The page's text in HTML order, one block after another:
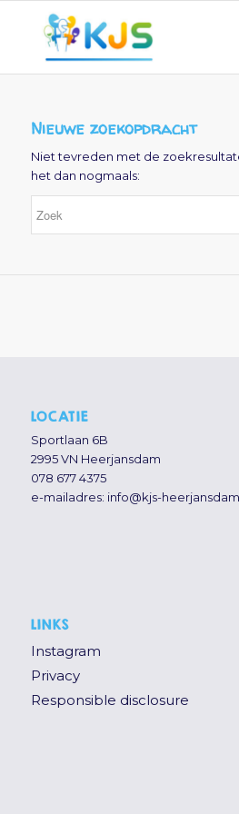
Nieuwe zoekopdracht
Niet tevreden met de
het dan nogmaals:
LOCATIE
Sportlaan 6B
2995 VN Heerjansdam
078 677 4375
e-mailadres: info@kjs-
LINKS
Instagram
Privacy
Responsible disclosure